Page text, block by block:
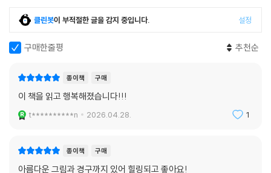
클린봇이 부적절한 글을 감지 중입니다. 설정
구매한줄평 추천순
종이책 구매
이 책을 읽고 행복해졌습니다!!!
t**********n 2026.04.28. 1
종이책 구매
아름다운 그림과 경구까지 있어 힐링되고 좋아요!